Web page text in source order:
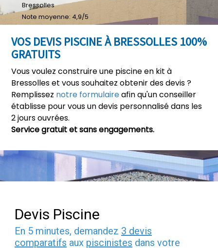
VOS DEVIS PISCINE À BRESSOLLES 100%
GRATUITS
Vous voulez construire une piscine en kit à
Bressolles et vous souhaitez obtenir des devis ?
Remplissez notre formulaireafin qu'un conseiller
établisse pour vous un devis personnalisé dans les
2 jours ouvrées.
Service gratuit et sans engagements.
Bressolles
Note moyenne: 4,9/5
Devis Piscine
En 5 minutes, demandez 3 devis
comparatifs aux piscinistes dans votre